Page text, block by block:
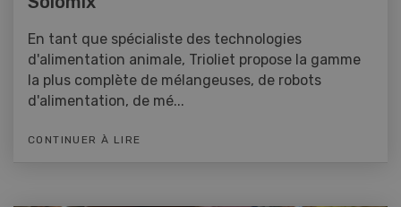
En tant que spécialiste des technologies
d'alimentation animale, Trioliet propose la gamme
la plus complète de mélangeuses, de robots
d'alimentation, de mé...
CONTINUER À LIRE